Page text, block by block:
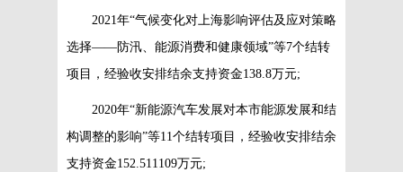
2021年“气候变化对上海影响评估及应对策略
选择——防汛、能源消费和健康领域”等7个结转
项目，经验收安排结余支持资金138.8万元;
2020年“新能源汽车发展对本市能源发展和结
构调整的影响”等11个结转项目，经验收安排结余
支持资金152.511109万元;